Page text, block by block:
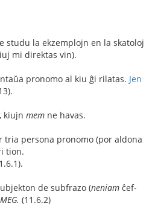
studu la ekzemplojn en la skatoloj
mi direktas vin).
pronomo al kiu ĝi rilatas. Jen
kiujn mem ne havas.
tria persona pronomo (por aldona
tion.
de subfrazo (neniam ĉef-
(11.6.2)